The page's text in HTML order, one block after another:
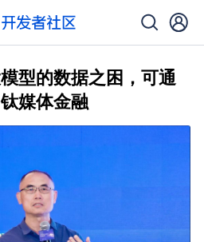
型的数据之困，可通
媒体金融